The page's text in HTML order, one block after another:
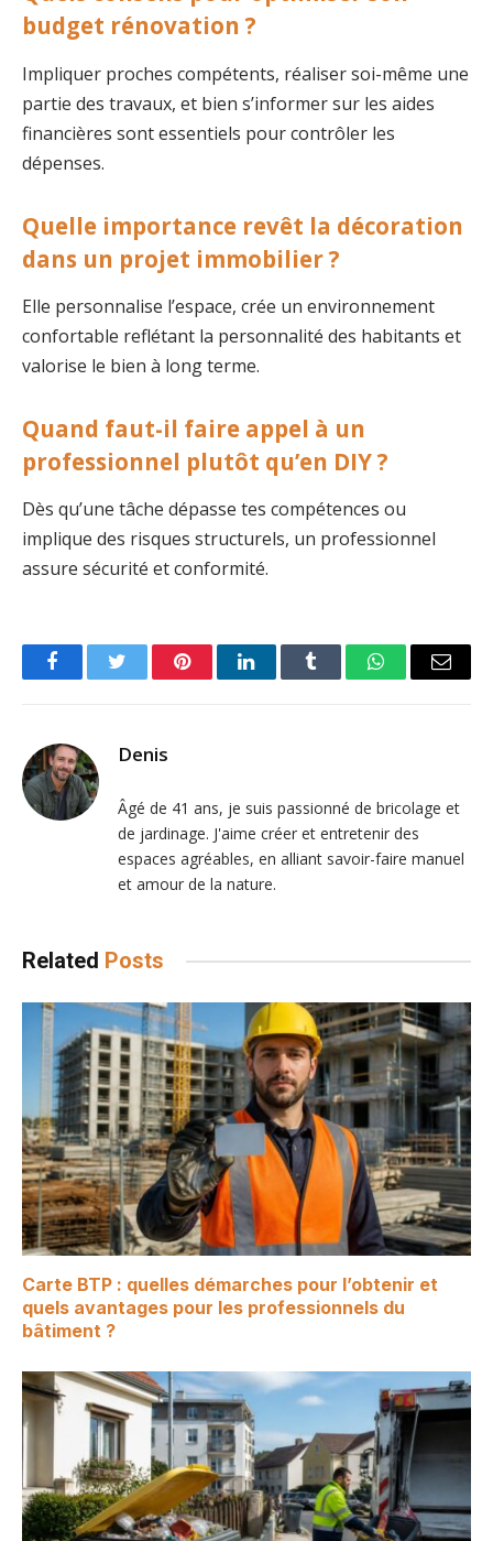
budget rénovation ?
Impliquer proches compétents, réaliser soi-même une
partie des travaux, et bien s’informer sur les aides
financières sont essentiels pour contrôler les
dépenses.
Quelle importance revêt la décoration
dans un projet immobilier ?
Elle personnalise l’espace, crée un environnement
confortable reflétant la personnalité des habitants et
valorise le bien à long terme.
Quand faut-il faire appel à un
professionnel plutôt qu’en DIY ?
Dès qu’une tâche dépasse tes compétences ou
implique des risques structurels, un professionnel
assure sécurité et conformité.
FacebookTwitter PinterestLinkedInTumblr WhatsAppEmail
Denis
Âgé de 41 ans, je suis passionné de bricolage et
de jardinage. J'aime créer et entretenir des
espaces agréables, en alliant savoir-faire manuel
et amour de la nature.
Related Posts
Carte BTP : quelles démarches pour l’obtenir et
quels avantages pour les professionnels du
bâtiment ?